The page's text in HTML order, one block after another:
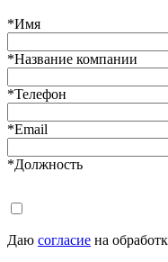
*Имя
*Название компании
*Телефон
*Email
*Должность
Даю согласие на